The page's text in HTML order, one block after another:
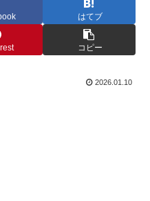
はてブ
コピー
2026.01.10